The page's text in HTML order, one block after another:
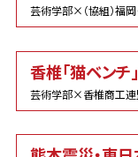
芸術学部×（協組）福
香椎「猫ベンチ
芸術学部×香椎商工